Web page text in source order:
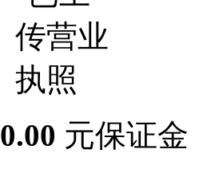
0.00 元保证金